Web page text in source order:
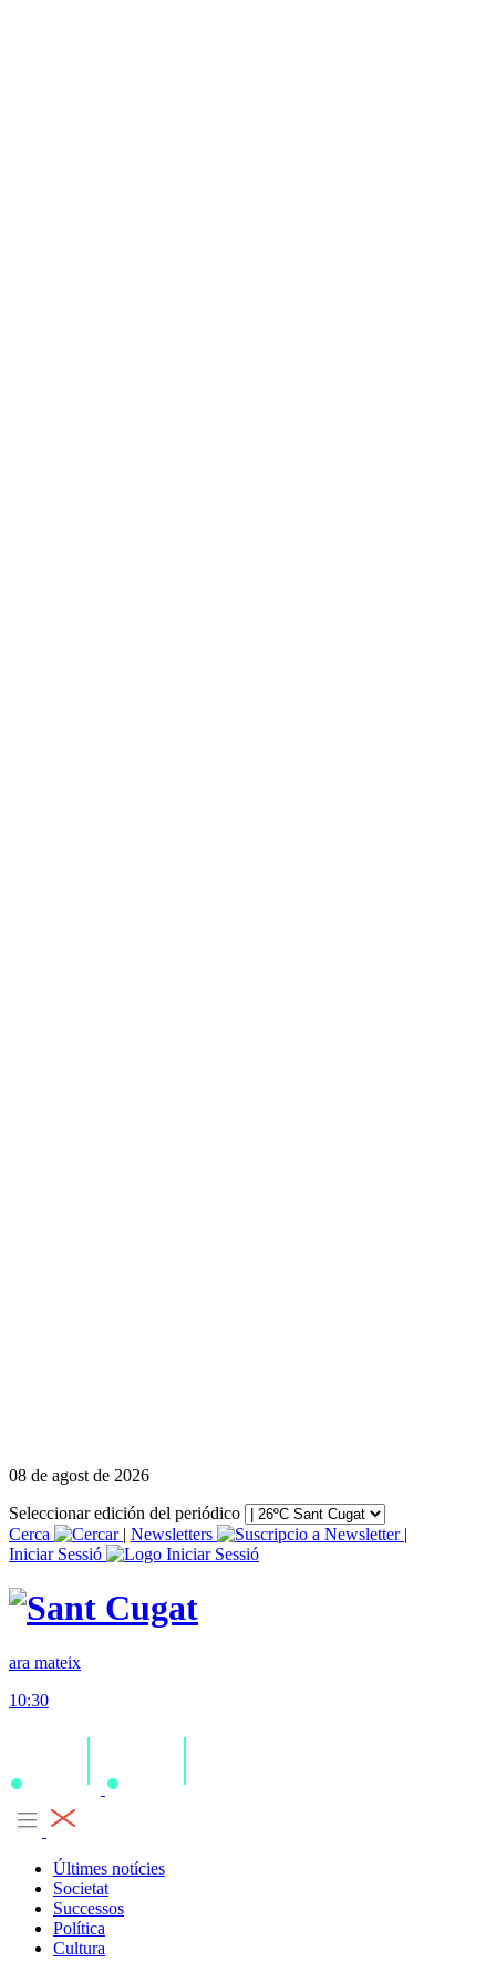
08 de agost de 2026
Seleccionar edición del periódico
Cerca
| Newsletters
|
Iniciar Sessió
ara mateix
10:30
Últimes notícies
Societat
Successos
Política
Cultura